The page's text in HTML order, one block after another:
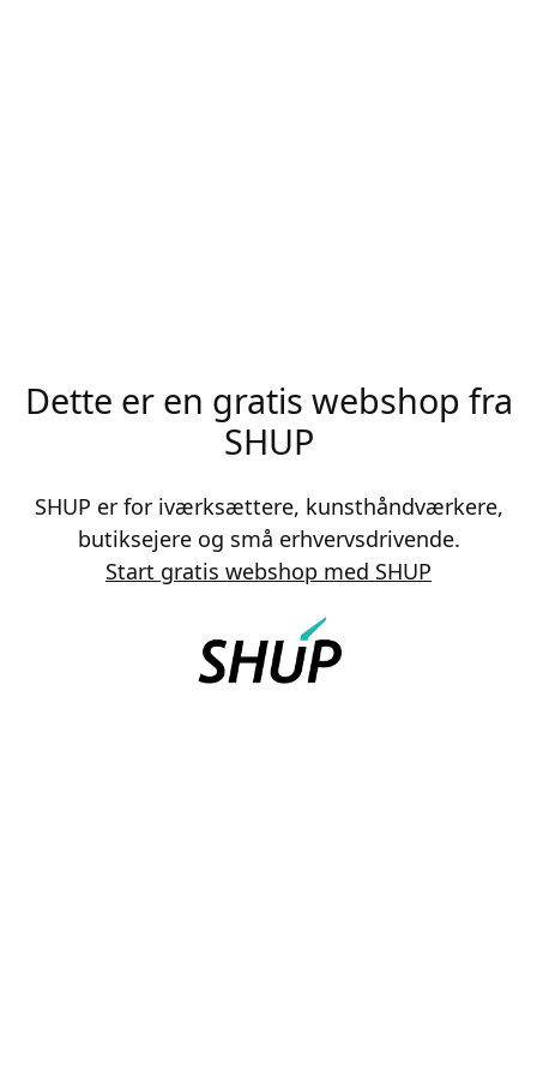
Dette er en gratis webshop fra
SHUP
SHUP er for iværksættere, kunsthåndværkere,
butiksejere og små erhvervsdrivende.
Start gratis webshop med SHUP